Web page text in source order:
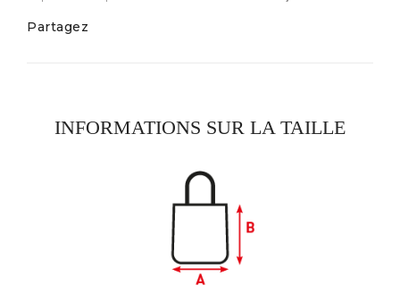
Partagez
INFORMATIONS SUR LA TAILLE